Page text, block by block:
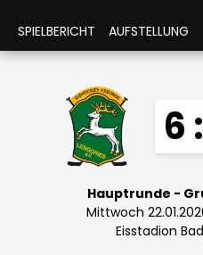
SPIELBERICHT AUFSTELLUNG
6
Hauptrunde -
Mittwoch
Eisstadion